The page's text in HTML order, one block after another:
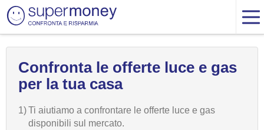
Confronta le offerte luce e gas
per la tua casa
1)Ti aiutiamo a confrontare le offerte luce e gas
disponibili sul mercato.